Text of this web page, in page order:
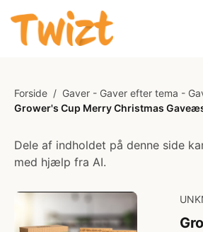
Forside / Gaver - Gaver efter tema -
Grower's Cup Merry Christmas
Dele af indholdet på denne side
med hjælp fra AI.